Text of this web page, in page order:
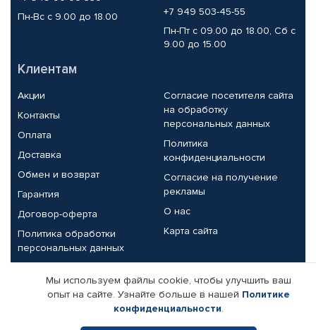
Пн-Вс с 9.00 до 18.00
+7 949 503-45-55
Пн-Пт с 09.00 до 18.00, Сб с
9.00 до 15.00
Клиентам
Акции
Контакты
Оплата
Доставка
Обмен и возврат
Гарантия
Договор-оферта
Политика обработки
персональных данных
Согласие посетителя сайта
на обработку
персональных данных
Политика
конфиденциальности
Согласие на получение
рекламы
О нас
Карта сайта
Партнерам
Корпоративным клиентам
Поставщикам
Реквизиты компании
Мы используем файлы cookie, чтобы улучшить ваш
опыт на сайте. Узнайте больше в нашей Политике
конфиденциальности.